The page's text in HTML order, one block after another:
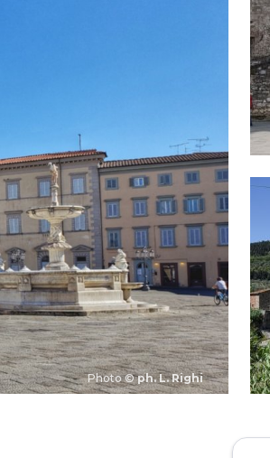
Photo ©ph. L. Righi